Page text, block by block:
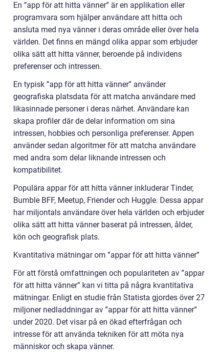
En ”app för att hitta vänner” är en applikation eller
programvara som hjälper användare att hitta och
ansluta med nya vänner i deras område eller över hela
världen. Det finns en mängd olika appar som erbjuder
olika sätt att hitta vänner, beroende på individens
preferenser och intressen.
En typisk ”app för att hitta vänner” använder
geografiska platsdata för att matcha användare med
likasinnade personer i deras närhet. Användare kan
skapa profiler där de delar information om sina
intressen, hobbies och personliga preferenser. Appen
använder sedan algoritmer för att matcha användare
med andra som delar liknande intressen och
kompatibilitet.
Populära appar för att hitta vänner inkluderar Tinder,
Bumble BFF, Meetup, Friender och Huggle. Dessa appar
har miljontals användare över hela världen och erbjuder
olika sätt att hitta vänner baserat på intressen, ålder,
kön och geografisk plats.
Kvantitativa mätningar om ”appar för att hitta vänner”
För att förstå omfattningen och populariteten av ”appar
för att hitta vänner” kan vi titta på några kvantitativa
mätningar. Enligt en studie från Statista gjordes över 27
miljoner nedladdningar av ”appar för att hitta vänner”
under 2020. Det visar på en ökad efterfrågan och
intresse för att använda tekniken för att möta nya
människor och skapa vänner.